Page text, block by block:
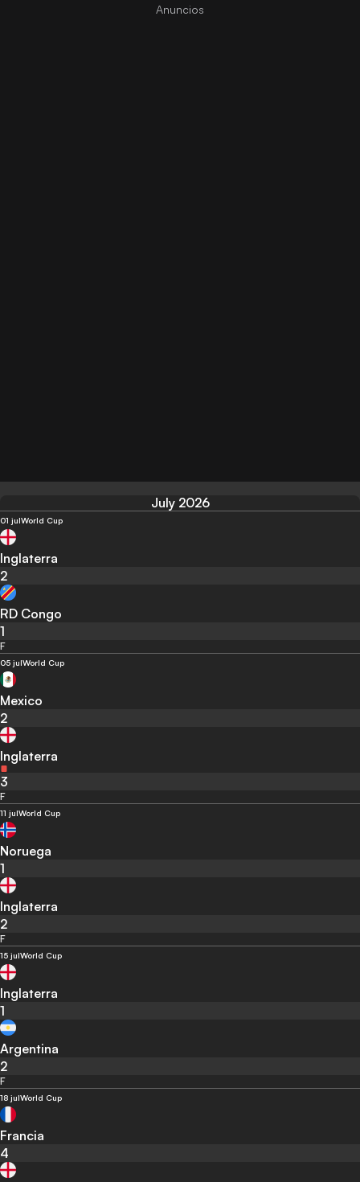
July 2026
01 julWorld Cup
Inglaterra
2
RD Congo
1
F
05 julWorld Cup
Mexico
2
Inglaterra
3
F
11 julWorld Cup
Noruega
1
Inglaterra
2
F
15 julWorld Cup
Inglaterra
1
Argentina
2
F
18 julWorld Cup
Francia
4